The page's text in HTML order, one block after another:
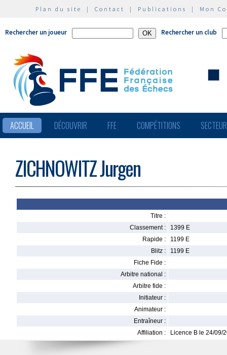
Plan du site | Contact | Publications | Mon
Rechercher un joueur Rechercher un club
ACCUEIL DÉCOUVRIR FFE COMPÉTITIONS
ZICHNOWITZ Jurgen
Titre :
Classement :
1399 E
Rapide :
1199 E
Blitz :
1199 E
Fiche Fide :
Arbitre national :
Arbitre fide :
Initiateur :
Animateur :
Entraîneur :
Affiliation :
Licence B le 24/09/